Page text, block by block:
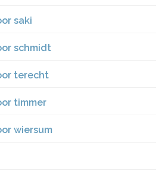
saki
schmidt
terecht
timmer
wiersum